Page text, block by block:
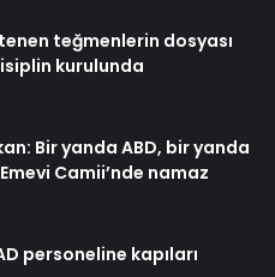
teğmenlerin dosyası
kurulunda
Bir yanda ABD, bir yanda
Camii’nde namaz
personeline kapıları